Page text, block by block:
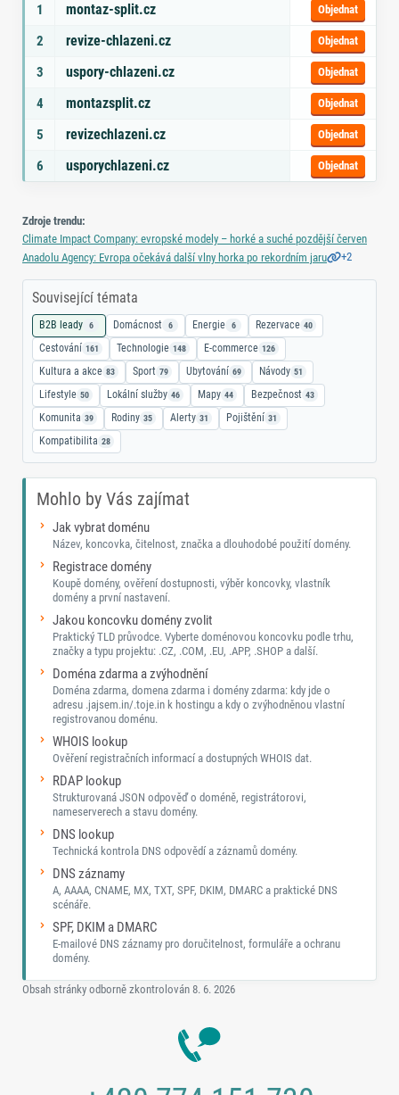
1 montaz-split.cz Objednat
2 revize-chlazeni.cz Objednat
3 uspory-chlazeni.cz Objednat
4 montazsplit.cz Objednat
5 revizechlazeni.cz Objednat
6 usporychlazeni.cz Objednat
Zdroje trendu:
Climate Impact Company: evropské modely – horké a suché pozdější červen
Anadolu Agency: Evropa očekává další vlny horka po rekordním jaru
+2
Související témata
B2B leady 6 Domácnost 6 Energie 6 Rezervace 40
Cestování 161 Technologie 148 E-commerce 126
Kultura a akce 83 Sport 79 Ubytování 69 Návody 51
Lifestyle 50 Lokální služby 46 Mapy 44 Bezpečnost 43
Komunita 39 Rodiny 35 Alerty 31 Pojištění 31
Kompatibilita 28
Mohlo by Vás zajímat
Jak vybrat doménu
Název, koncovka, čitelnost, značka a dlouhodobé použití domény.
Registrace domény
Koupě domény, ověření dostupnosti, výběr koncovky, vlastník
domény a první nastavení.
Jakou koncovku domény zvolit
Praktický TLD průvodce. Vyberte doménovou koncovku podle trhu,
značky a typu projektu: .CZ, .COM, .EU, .APP, .SHOP a další.
Doména zdarma a zvýhodnění
Doména zdarma, domena zdarma i domény zdarma: kdy jde o
adresu .jajsem.in/.toje.in k hostingu a kdy o zvýhodněnou vlastní
registrovanou doménu.
WHOIS lookup
Ověření registračních informací a dostupných WHOIS dat.
RDAP lookup
Strukturovaná JSON odpověď o doméně, registrátorovi,
nameserverech a stavu domény.
DNS lookup
Technická kontrola DNS odpovědí a záznamů domény.
DNS záznamy
A, AAAA, CNAME, MX, TXT, SPF, DKIM, DMARC a praktické DNS
scénáře.
SPF, DKIM a DMARC
E-mailové DNS záznamy pro doručitelnost, formuláře a ochranu
domény.
Obsah stránky odborně zkontrolován 8. 6. 2026